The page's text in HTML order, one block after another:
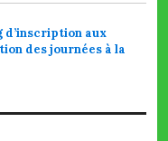
aux
des journées à la